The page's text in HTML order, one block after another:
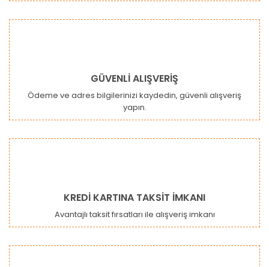
Gönder
GÜVENLİ ALIŞVERİŞ
Ödeme ve adres bilgilerinizi kaydedin, güvenli alışveriş
yapın.
KREDİ KARTINA TAKSİT İMKANI
Avantajlı taksit fırsatları ile alışveriş imkanı